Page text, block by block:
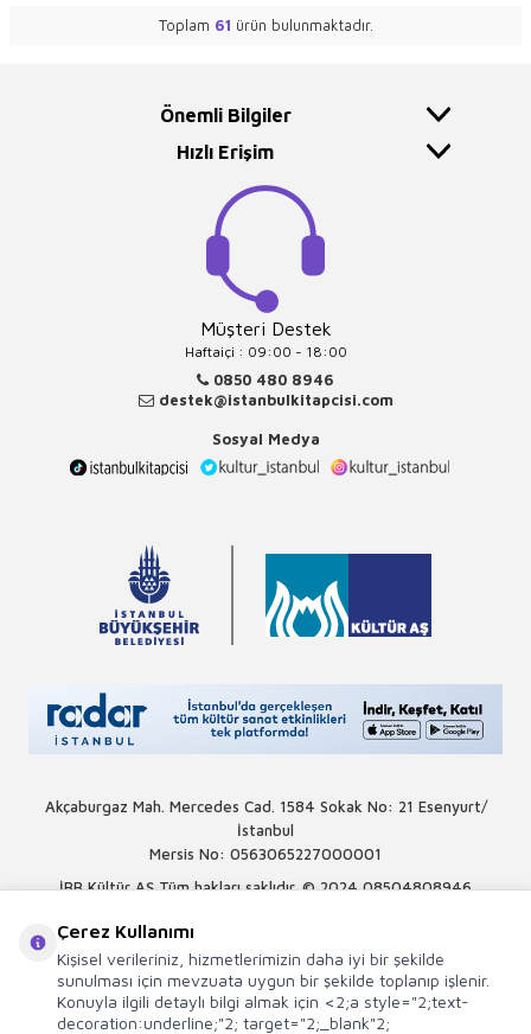
Toplam 61 ürün bulunmaktadır.
Önemli Bilgiler
Hızlı Erişim
Müşteri Destek
Haftaiçi : 09:00 - 18:00
0850 480 8946
destek@istanbulkitapcisi.com
Sosyal Medya
Akçaburgaz Mah. Mercedes Cad. 1584 Sokak No: 21 Esenyurt/
İstanbul
Mersis No: 0563065227000001
İBB Kültür AŞ Tüm hakları saklıdır. © 2024 08504808946
Çerez Kullanımı
Kişisel verileriniz, hizmetlerimizin daha iyi bir şekilde
sunulması için mevzuata uygun bir şekilde toplanıp işlenir.
Konuyla ilgili detaylı bilgi almak için <2;a style="2;text-
decoration:underline;"2; target="2;_blank"2;